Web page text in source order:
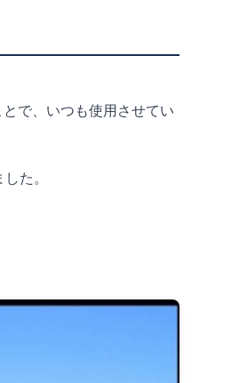
で、いつも使用させてい
た。